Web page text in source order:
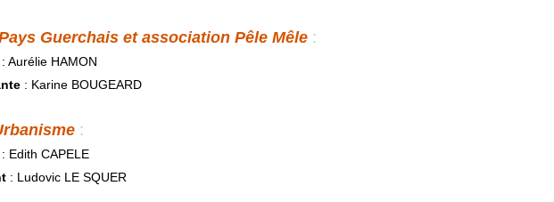
Guerchais et association Pêle Mêle :
: Aurélie HAMON
: Karine BOUGEARD
:
: Edith CAPELE
: Ludovic LE SQUER